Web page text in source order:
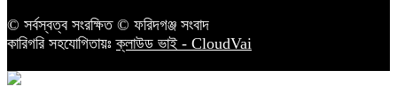
© সর্বস্বত্ব সংরক্ষিত © ফরিদগঞ্জ সংবাদ
কারিগরি সহযোগিতায়ঃক্লাউড ভাই - CloudVai